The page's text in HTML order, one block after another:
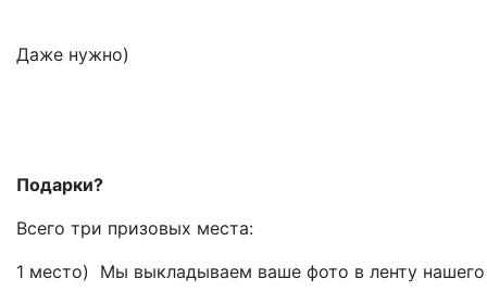
Даже нужно)
Подарки?
Всего три призовых места:
1 место) Мы выкладываем ваше фото в ленту